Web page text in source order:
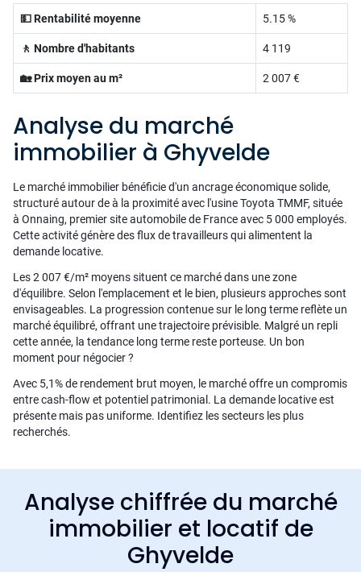
💵 Rentabilité moyenne 5.15 %
🚶 Nombre d'habitants 4 119
🏡 Prix moyen au m² 2 007 €
Analyse du marché
immobilier à Ghyvelde
Le marché immobilier bénéficie d'un ancrage économique solide,
structuré autour de à la proximité avec l'usine Toyota TMMF, située
à Onnaing, premier site automobile de France avec 5 000 employés.
Cette activité génère des flux de travailleurs qui alimentent la
demande locative.
Les 2 007 €/m² moyens situent ce marché dans une zone
d'équilibre. Selon l'emplacement et le bien, plusieurs approches sont
envisageables. La progression contenue sur le long terme reflète un
marché équilibré, offrant une trajectoire prévisible. Malgré un repli
cette année, la tendance long terme reste porteuse. Un bon
moment pour négocier ?
Avec 5,1% de rendement brut moyen, le marché offre un compromis
entre cash-flow et potentiel patrimonial. La demande locative est
présente mais pas uniforme. Identifiez les secteurs les plus
recherchés.
Analyse chiffrée du marché
immobilier et locatif de
Ghyvelde